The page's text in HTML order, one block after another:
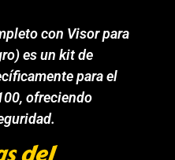
con Visor para
es un kit de
para el
ofreciendo